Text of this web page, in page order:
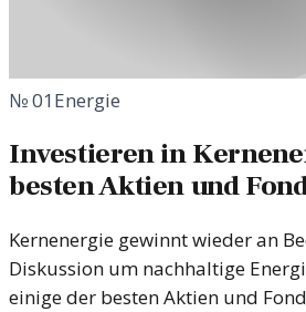
№01Energie
Investieren in
besten Aktien und
Kernenergie gewinnt wieder an
Diskussion um nachhaltige
einige der besten Aktien und